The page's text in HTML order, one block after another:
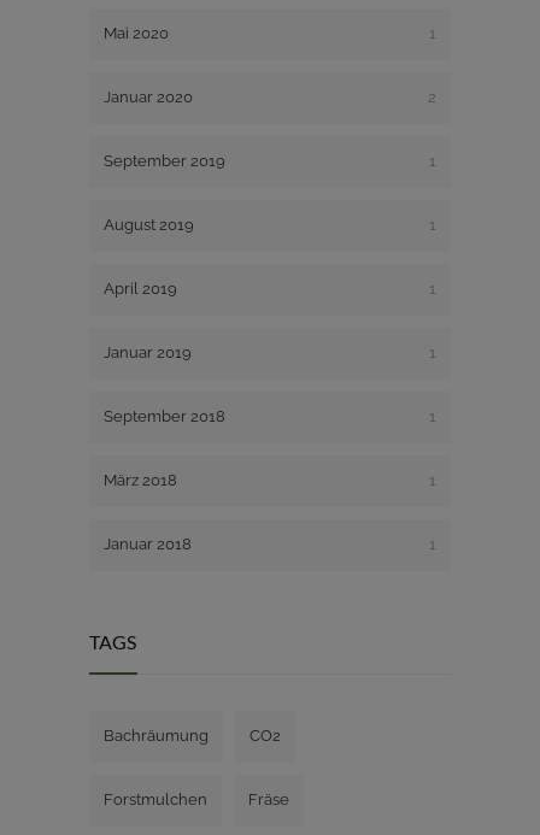
Mai 2020 1
Januar 2020 2
September 2019 1
August 2019 1
April 2019 1
Januar 2019 1
September 2018 1
März 2018 1
Januar 2018 1
TAGS
Bachräumung CO2
Forstmulchen Fräse